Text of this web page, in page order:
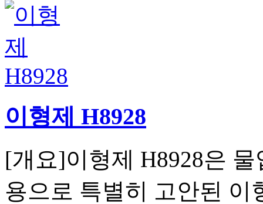
이형제 H8928
[개요]이형제 H8928은
용으로 특별히 고안된 이